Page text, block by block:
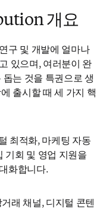
개요
구 및 개발에 얼마나
있으며, 여러분이 완
는 것을 특권으로 생
출시할 때 세 가지 핵
최적화, 마케팅 자동
기회 및 영업 지원을
화합니다.
래 채널, 디지털 콘텐